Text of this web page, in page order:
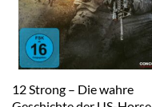
12 Strong – Die wahre